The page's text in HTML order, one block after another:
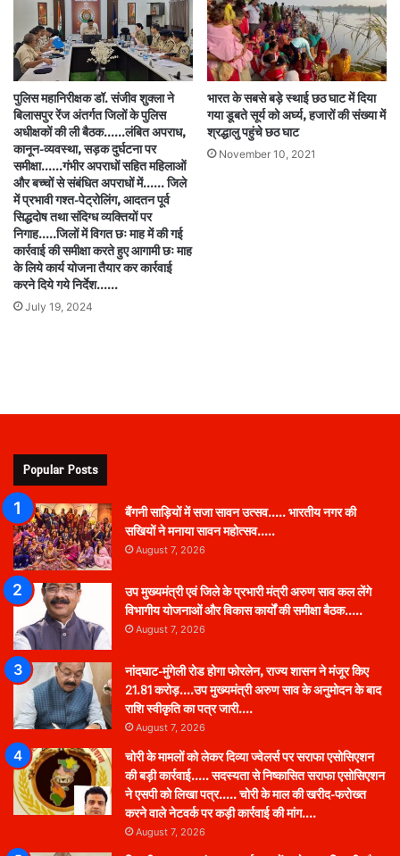
पुलिस महानिरीक्षक डॉ. संजीव शुक्ला ने
बिलासपुर रेंज अंतर्गत जिलों के पुलिस
अधीक्षकों की ली बैठक……लंबित अपराध,
कानून-व्यवस्था, सड़क दुर्घटना पर
समीक्षा……गंभीर अपराधों सहित महिलाओं
और बच्चों से संबंधित अपराधों में…… जिले
में प्रभावी गश्त-पेट्रोलिंग, आदतन पूर्व
सिद्धदोष तथा संदिग्ध व्यक्तियों पर
निगाह…..जिलों में विगत छः माह में की गई
कार्रवाई की समीक्षा करते हुए आगामी छः माह
के लिये कार्य योजना तैयार कर कार्रवाई
करने दिये गये निर्देश.…..
July 19, 2024
भारत के सबसे बड़े स्थाई छठ घाट में दिया
गया डूबते सूर्य को अर्घ्य, हजारों की संख्या में
श्रद्धालु पहुंचे छठ घाट
November 10, 2021
Popular Posts
बैंगनी साड़ियों में सजा सावन उत्सव….. भारतीय नगर की
सखियों ने मनाया सावन महोत्सव…..
August 7, 2026
उप मुख्यमंत्री एवं जिले के प्रभारी मंत्री अरुण साव कल लेंगे
विभागीय योजनाओं और विकास कार्यों की समीक्षा बैठक…..
August 7, 2026
नांदघाट-मुंगेली रोड होगा फोरलेन, राज्य शासन ने मंजूर किए
21.81 करोड़….उप मुख्यमंत्री अरुण साव के अनुमोदन के बाद
राशि स्वीकृति का पत्र जारी….
August 7, 2026
चोरी के मामलों को लेकर दिव्या ज्वेलर्स पर सराफा एसोसिएशन
की बड़ी कार्रवाई….. सदस्यता से निष्कासित सराफा एसोसिएशन
ने एसपी को लिखा पत्र….. चोरी के माल की खरीद-फरोख्त
करने वाले नेटवर्क पर कड़ी कार्रवाई की मांग….
August 7, 2026